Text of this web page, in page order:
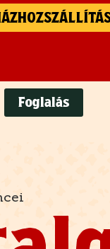
Foglalás